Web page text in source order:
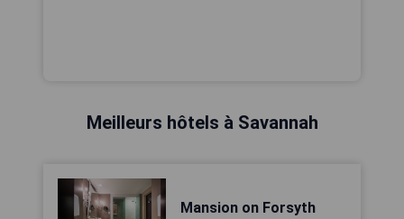
Meilleurs hôtels à Savannah
Mansion on Forsyth